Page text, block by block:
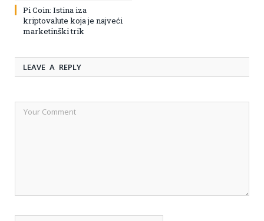
Pi Coin: Istina iza
kriptovalute koja je najveći
marketinški trik
LEAVE A REPLY